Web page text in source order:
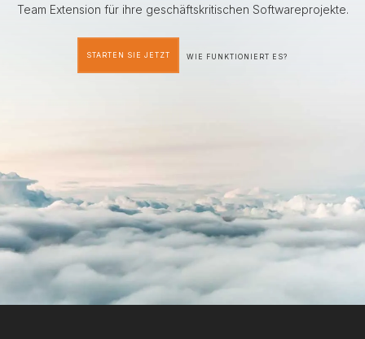
Team Extension für ihre geschäftskritischen Softwareprojekte.
STARTEN SIE JETZT WIE FUNKTIONIERT ES?